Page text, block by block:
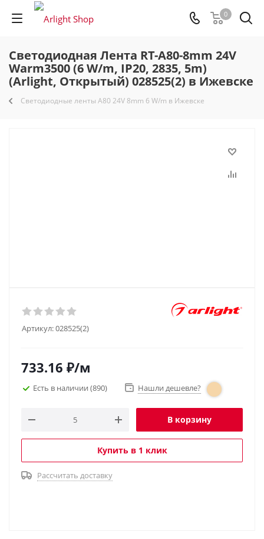
0
Светодиодная Лента RT-A80-8mm 24V
Warm3500 (6 W/m, IP20, 2835, 5m)
(Arlight, Открытый) 028525(2) в Ижевске
Светодиодные ленты A80 24V 8mm 6 W/m в Ижевске
Артикул:028525(2)
733.16 ₽/м
Есть в наличии (890) Нашли дешевле?
В корзину
Купить в 1 клик
Рассчитать доставку